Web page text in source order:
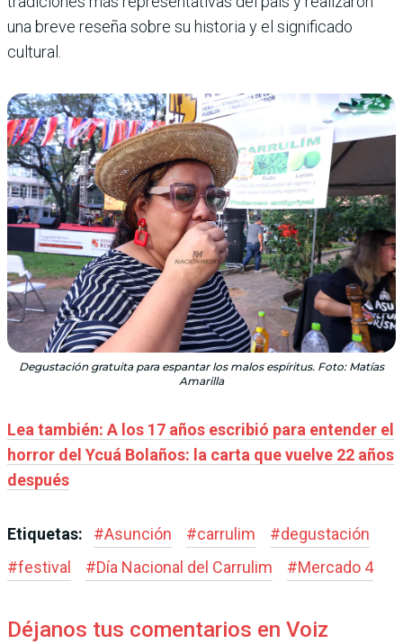
una breve reseña sobre su historia y el significado
cultural.
Degustación gratuita para espantar los malos espíritus. Foto: Matías
Amarilla
Lea también: A los 17 años escribió para entender el
horror del Ycuá Bolaños: la carta que vuelve 22 años
después
Etiquetas: #Asunción #carrulim #degustación
#festival #Día Nacional del Carrulim #Mercado 4
Déjanos tus comentarios en Voiz